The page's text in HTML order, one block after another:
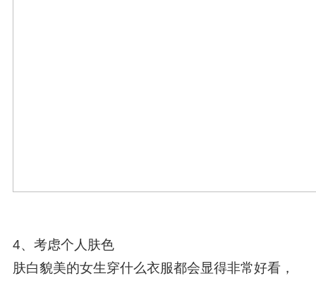
4、考虑个人肤色
肤白貌美的女生穿什么衣服都会显得非常好看，